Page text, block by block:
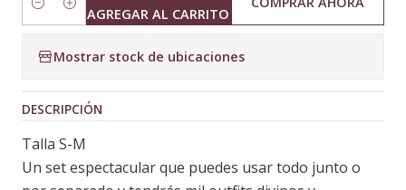
Cantidad AGREGAR AL CARRITO
Mostrar stock de ubicaciones
DESCRIPCIÓN
Talla S-M
Un set espectacular que puedes usar todo junto o